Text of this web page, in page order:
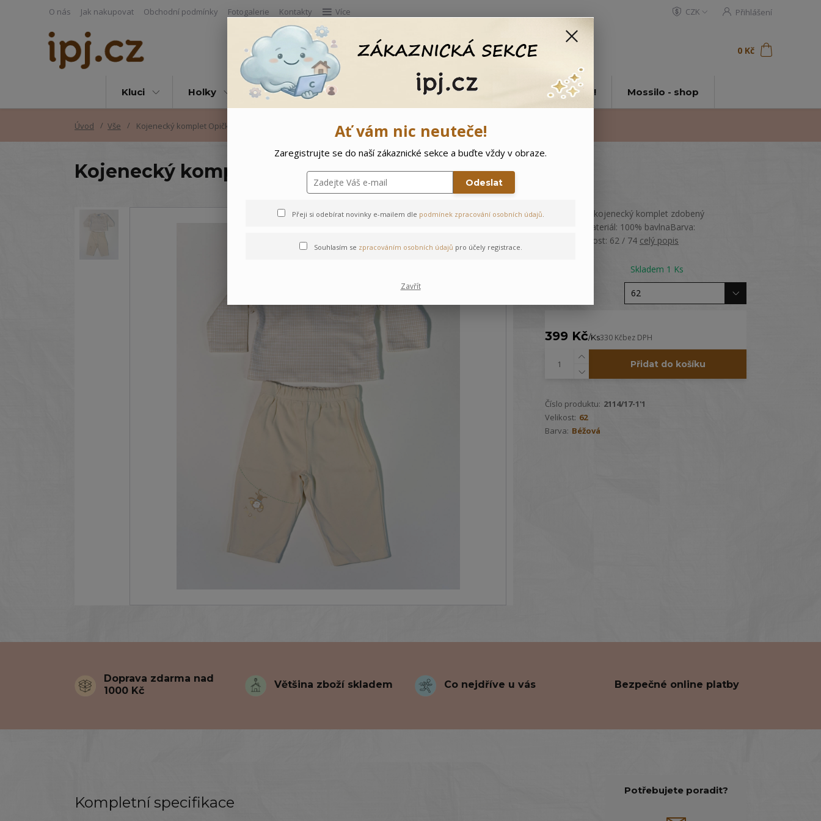
O nás Jak nakupovat Obchodní podmínky Fotogalerie Kontakty Více CZK Přihlášení
Hledat 0 Kč
Kluci Holky Vše Doprodej Ostatní 🌲 Vítejte ve světě Mossilo! Mossilo - shop
Úvod Vše Kojenecký komplet Opička
Kojenecký komplet Opička
Kostkovaný kojenecký komplet zdobený
potiskem.Materiál: 100% bavlnaBarva:
BéžováVelikost: 62 / 74 celý popis
Skladem 1 Ks
399 Kč/Ks330 Kčbez DPH
Přidat do košíku
Číslo produktu: 2114/17-1'1
Velikost: 62
Barva: Béžová
Doprava zdarma nad
1000 Kč
Většina zboží skladem Co nejdříve u vás Bezpečné online platby
Kompletní specifikace
Potřebujete poradit?
Ať vám nic neuteče!
Zaregistrujte se do naší zákaznické sekce a buďte vždy v obraze.
Odeslat
Přeji si odebírat novinky e-mailem dle podmínek zpracování osobních údajů.
Souhlasím se zpracováním osobních údajů pro účely registrace.
Zavřít